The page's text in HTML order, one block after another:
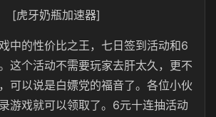
[虎牙奶瓶加速器]
中的性价比之王，七日签到活动和6
这个活动不需要玩家去肝太久，更不
可以说是白嫖党的福音了。各位小伙
游戏就可以领取了。6元十连抽活动